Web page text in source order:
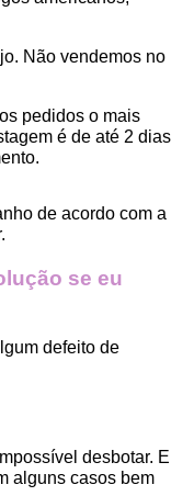
Não vendemos no
pedidos o mais
é de até 2 dias
de acordo com a
se eu
defeito de
desbotar. E
alguns casos bem